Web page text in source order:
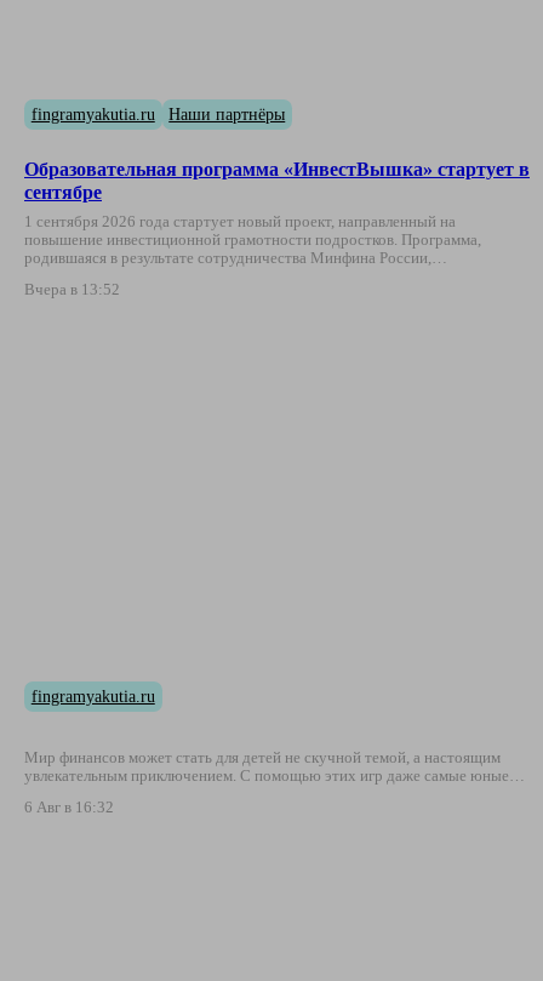
fingramyakutia.ru Наши партнёры
Образовательная программа «ИнвестВышка» стартует в
сентябре
1 сентября 2026 года стартует новый проект, направленный на
повышение инвестиционной грамотности подростков. Программа,
родившаяся в результате сотрудничества Минфина России,…
Вчера в 13:52
fingramyakutia.ru
Мир финансов может стать для детей не скучной темой, а настоящим
увлекательным приключением. С помощью этих игр даже самые юные…
6 Авг в 16:32